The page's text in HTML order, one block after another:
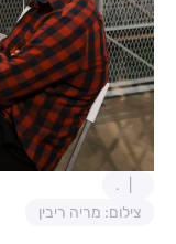
.
צילום: מריה ריבין